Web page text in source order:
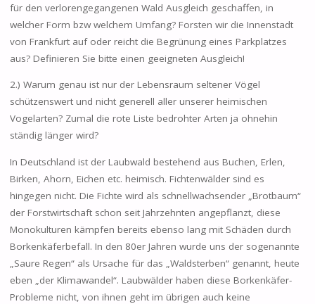
für den verlorengegangenen Wald Ausgleich geschaffen, in
welcher Form bzw welchem Umfang? Forsten wir die Innenstadt
von Frankfurt auf oder reicht die Begrünung eines Parkplatzes
aus? Definieren Sie bitte einen geeigneten Ausgleich!
2.) Warum genau ist nur der Lebensraum seltener Vögel
schützenswert und nicht generell aller unserer heimischen
Vogelarten? Zumal die rote Liste bedrohter Arten ja ohnehin
ständig länger wird?
In Deutschland ist der Laubwald bestehend aus Buchen, Erlen,
Birken, Ahorn, Eichen etc. heimisch. Fichtenwälder sind es
hingegen nicht. Die Fichte wird als schnellwachsender „Brotbaum“
der Forstwirtschaft schon seit Jahrzehnten angepflanzt, diese
Monokulturen kämpfen bereits ebenso lang mit Schäden durch
Borkenkäferbefall. In den 80er Jahren wurde uns der sogenannte
„Saure Regen“ als Ursache für das „Waldsterben“ genannt, heute
eben „der Klimawandel“. Laubwälder haben diese Borkenkäfer-
Probleme nicht, von ihnen geht im übrigen auch keine